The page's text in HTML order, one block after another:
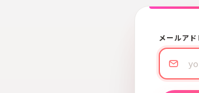
メールア